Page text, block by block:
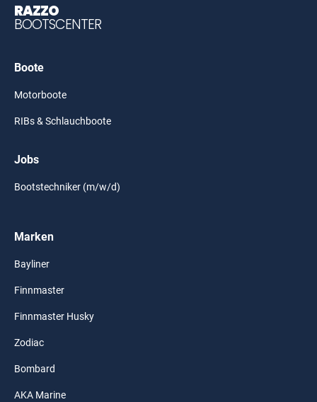
RAZZO
BOOTSCENTER
Boote
Motorboote
RIBs & Schlauchboote
Jobs
Bootstechniker (m/w/d)
Marken
Bayliner
Finnmaster
Finnmaster Husky
Zodiac
Bombard
AKA Marine